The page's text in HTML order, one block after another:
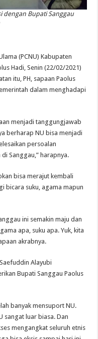
dengan Bupati Sanggau
(PCNU) Kabupaten
Hadi, Senin (22/02/2021)
itu, PH, sapaan Paolus
dalam menghadapi
menjadi tanggungjawab
berharap NU bisa menjadi
persoalan
Sanggau,” harapnya.
bisa merajut kembali
bicara suku, agama mapun
ini semakin maju dan
apa, suku apa. Yuk, kita
akrabnya.
Alayubi
Bupati Sanggau Paolus
banyak mensuport NU.
sangat luar biasa. Dan
mengangkat seluruh etnis